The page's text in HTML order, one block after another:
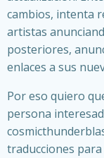
cambios, intenta
artistas
posteriores,
enlaces a sus
Por eso quiero
persona
traducciones